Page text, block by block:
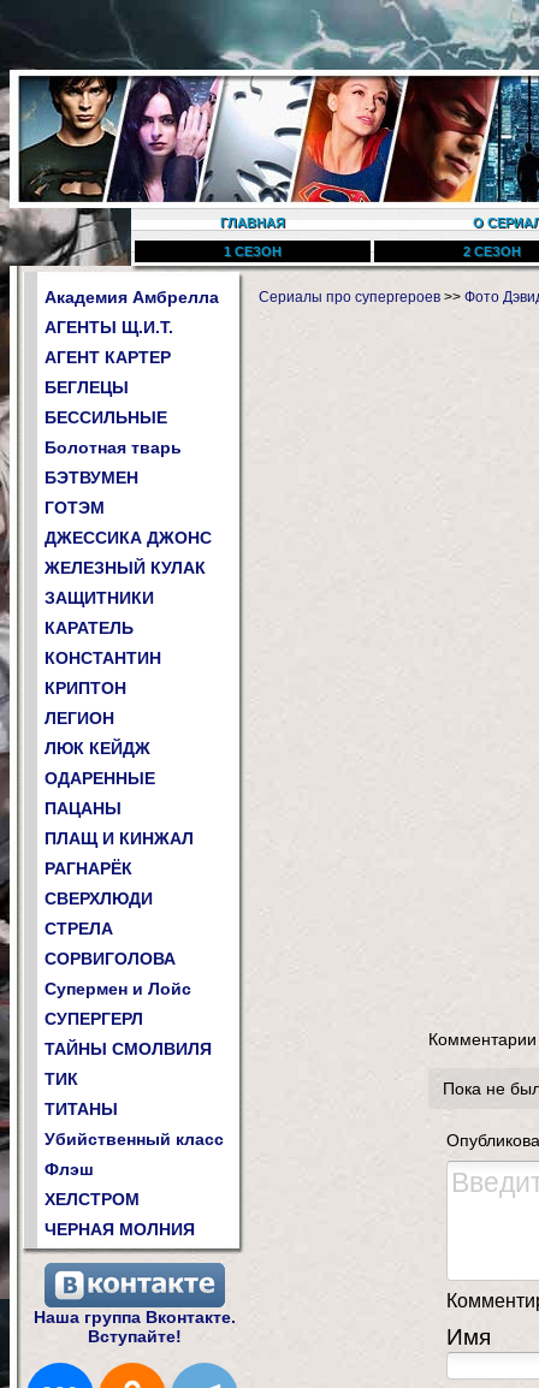
ГЛАВНАЯ
О
1 СЕЗОН
2 СЕЗОН
Академия Амбрелла
АГЕНТЫ Щ.И.Т.
АГЕНТ КАРТЕР
БЕГЛЕЦЫ
БЕССИЛЬНЫЕ
Болотная тварь
БЭТВУМЕН
ГОТЭМ
ДЖЕССИКА ДЖОНС
ЖЕЛЕЗНЫЙ КУЛАК
ЗАЩИТНИКИ
КАРАТЕЛЬ
КОНСТАНТИН
КРИПТОН
ЛЕГИОН
ЛЮК КЕЙДЖ
ОДАРЕННЫЕ
ПАЦАНЫ
ПЛАЩ И КИНЖАЛ
РАГНАРЁК
СВЕРХЛЮДИ
СТРЕЛА
СОРВИГОЛОВА
Супермен и Лойс
СУПЕРГЕРЛ
ТАЙНЫ СМОЛВИЛЯ
ТИК
ТИТАНЫ
Убийственный класс
Флэш
ХЕЛСТРОМ
ЧЕРНАЯ МОЛНИЯ
Наша группа Вконтакте.
Вступайте!
Сериалы про супергероев >> Фото
Комментарии
Пока не
Имя